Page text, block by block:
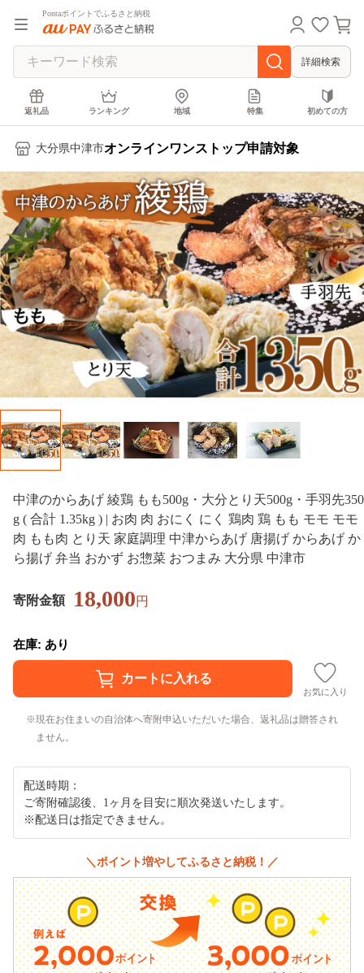
Pontaポイントでふるさと納税
詳細検索
返礼品 ランキング 地域 特集 初めての方
大分県中津市オンラインワンストップ申請対象
中津のからあげ 綾鶏 もも500g・大分とり天500g・手羽先350
g ( 合計 1.35kg ) | お肉 肉 おにく にく 鶏肉 鶏 もも モモ モモ
肉 もも肉 とり天 家庭調理 中津からあげ 唐揚げ からあげ か
ら揚げ 弁当 おかず お惣菜 おつまみ 大分県 中津市
寄附金額 18,000円
在庫: あり
お気に入り
現在お住まいの自治体へ寄附申込いただいた場合、返礼品は贈答され
ません。
配送時期：
ご寄附確認後、1ヶ月を目安に順次発送いたします。
※配送日は指定できません。
＼ポイント増やしてふるさと納税！／